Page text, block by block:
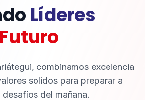
Líderes
Futuro
combinamos excelencia
sólidos para preparar a
del mañana.